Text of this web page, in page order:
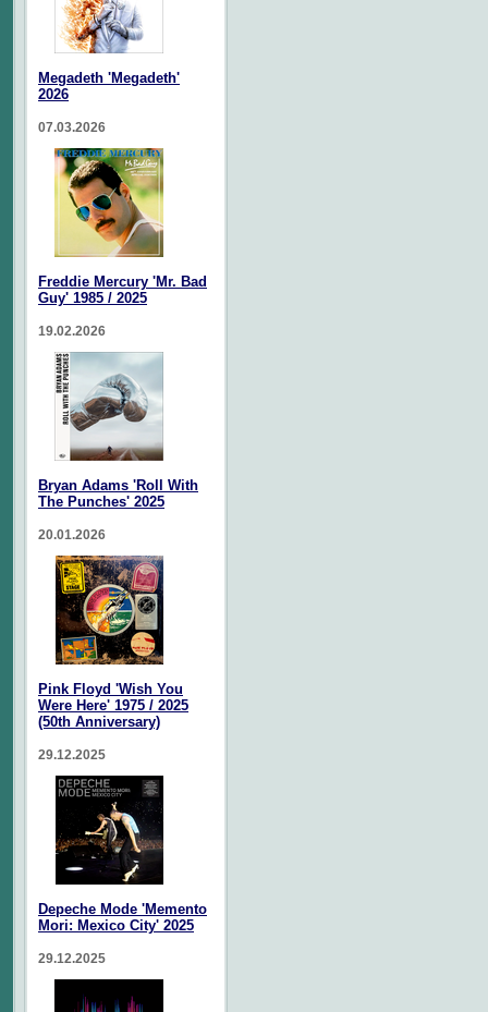
Megadeth 'Megadeth'
2026
07.03.2026
Freddie Mercury 'Mr. Bad
Guy' 1985 / 2025
19.02.2026
Bryan Adams 'Roll With
The Punches' 2025
20.01.2026
Pink Floyd 'Wish You
Were Here' 1975 / 2025
(50th Anniversary)
29.12.2025
Depeche Mode 'Memento
Mori: Mexico City' 2025
29.12.2025